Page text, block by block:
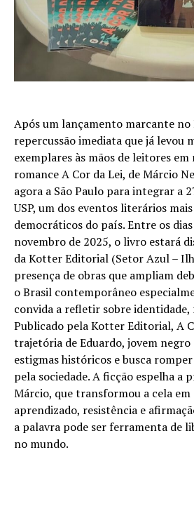
Após um lançamento marcante no
repercussão imediata que já levou
exemplares às mãos de leitores em
romance A Cor da Lei, de Márcio
agora a São Paulo para integrar a
USP, um dos eventos literários
democráticos do país. Entre os
novembro de 2025, o livro estará
da Kotter Editorial (Setor Azul –
presença de obras que ampliam
o Brasil contemporâneo
convida a refletir sobre identidade,
Publicado pela Kotter Editorial, A
trajetória de Eduardo, jovem
estigmas históricos e busca
pela sociedade. A ficção espelha a
Márcio, que transformou a cela em
aprendizado, resistência e
a palavra pode ser ferramenta de
no mundo.